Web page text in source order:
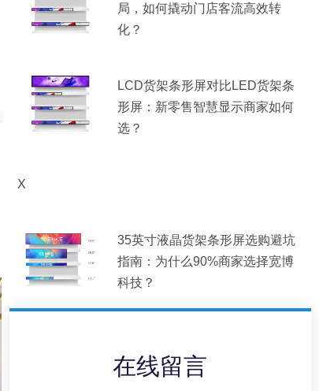
局，如何撬动门店客流高效转
化？
LCD货架条形屏对比LED货架条
形屏：新零售智慧显示商家如何
选？
X
35英寸液晶货架条形屏选购避坑
指南：为什么90%商家选择宽博
科技？
在线留言